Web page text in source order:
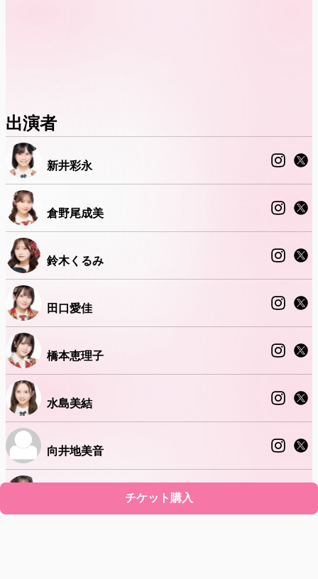
出演者
新井彩永
倉野尾成美
鈴木くるみ
田口愛佳
橋本恵理子
水島美結
向井地美音
チケット購入